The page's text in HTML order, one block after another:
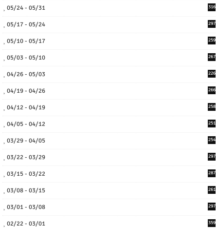
05/24 - 05/31 316
05/17 - 05/24 297
05/10 - 05/17 259
05/03 - 05/10 267
04/26 - 05/03 226
04/19 - 04/26 266
04/12 - 04/19 258
04/05 - 04/12 251
03/29 - 04/05 254
03/22 - 03/29 297
03/15 - 03/22 287
03/08 - 03/15 261
03/01 - 03/08 297
02/22 - 03/01 359